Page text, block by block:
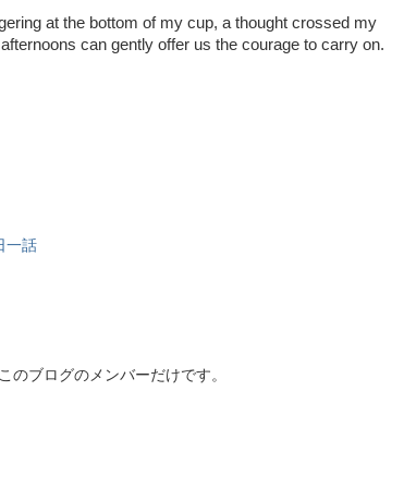
at the bottom of my cup, a thought crossed my
can gently offer us the courage to carry on.
一話
のブログのメンバーだけです。